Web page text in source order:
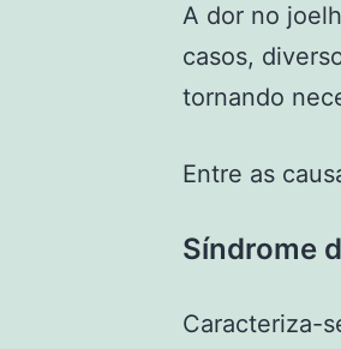
A dor no
casos,
tornando
Entre as
Síndrome
Caracteriza-